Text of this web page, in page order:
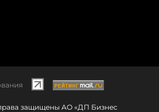
защищены АО «ДП Бизнес